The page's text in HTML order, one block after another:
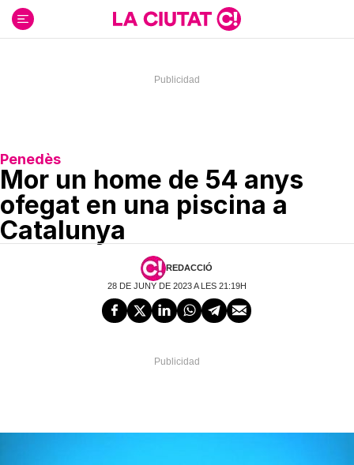
contenido
Penedès
Mor un home de 54 anys
ofegat en una piscina a
Catalunya
REDACCIÓ
28 DE JUNY DE 2023 A LES 21:19H